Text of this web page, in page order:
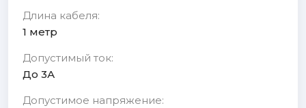
Длина кабеля:
1 метр
Допустимый ток:
До 3А
Допустимое напряжение: